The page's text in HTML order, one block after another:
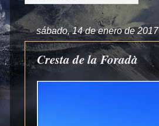
sábado, 14 de enero de 2017
Cresta de la Foradà